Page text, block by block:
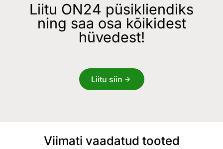
Liitu ON24 püsikliendiks
ning saa osa kõikidest
hüvedest!
Liitu siin
Viimati vaadatud tooted